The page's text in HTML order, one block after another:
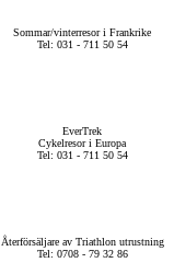
Sommar/vinterresor i Frankrike
Tel: 031 - 711 50 54
EverTrek
Cykelresor i Europa
Tel: 031 - 711 50 54
Återförsäljare av Triathlon utrustning
Tel: 0708 - 79 32 86